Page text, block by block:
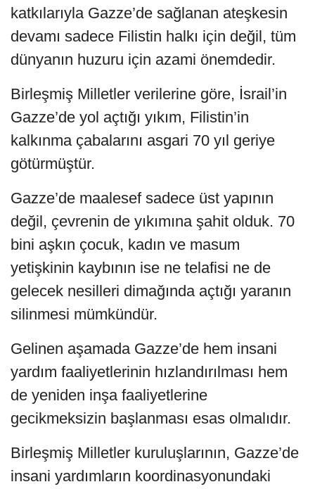
katkılarıyla Gazze’de sağlanan ateşkesin
devamı sadece Filistin halkı için değil, tüm
dünyanın huzuru için azami önemdedir.
Birleşmiş Milletler verilerine göre, İsrail’in
Gazze’de yol açtığı yıkım, Filistin’in
kalkınma çabalarını asgari 70 yıl geriye
götürmüştür.
Gazze’de maalesef sadece üst yapının
değil, çevrenin de yıkımına şahit olduk. 70
bini aşkın çocuk, kadın ve masum
yetişkinin kaybının ise ne telafisi ne de
gelecek nesilleri dimağında açtığı yaranın
silinmesi mümkündür.
Gelinen aşamada Gazze’de hem insani
yardım faaliyetlerinin hızlandırılması hem
de yeniden inşa faaliyetlerine
gecikmeksizin başlanması esas olmalıdır.
Birleşmiş Milletler kuruluşlarının, Gazze’de
insani yardımların koordinasyonundaki